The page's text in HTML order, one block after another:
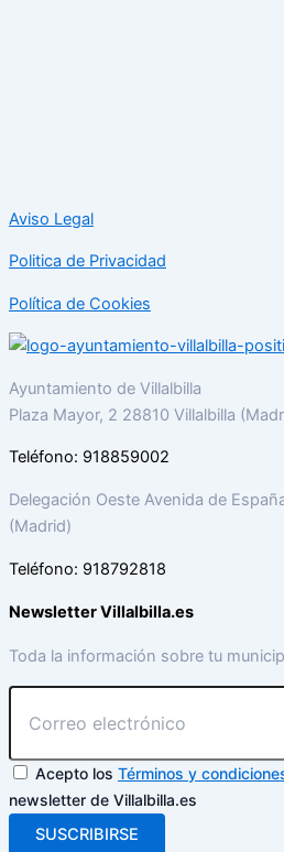
Aviso Legal
Politica de Privacidad
Política de Cookies
Ayuntamiento de Villalbilla
Plaza Mayor, 2 28810 Villalbilla
Teléfono: 918859002
Delegación Oeste Avenida de
(Madrid)
Teléfono: 918792818
Newsletter Villalbilla.es
Toda la información sobre tu
Acepto los Términos y
newsletter de Villalbilla.es
SUSCRIBIRSE